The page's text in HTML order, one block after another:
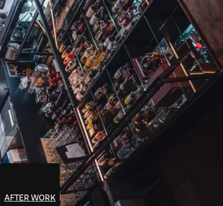
AFTER WORK